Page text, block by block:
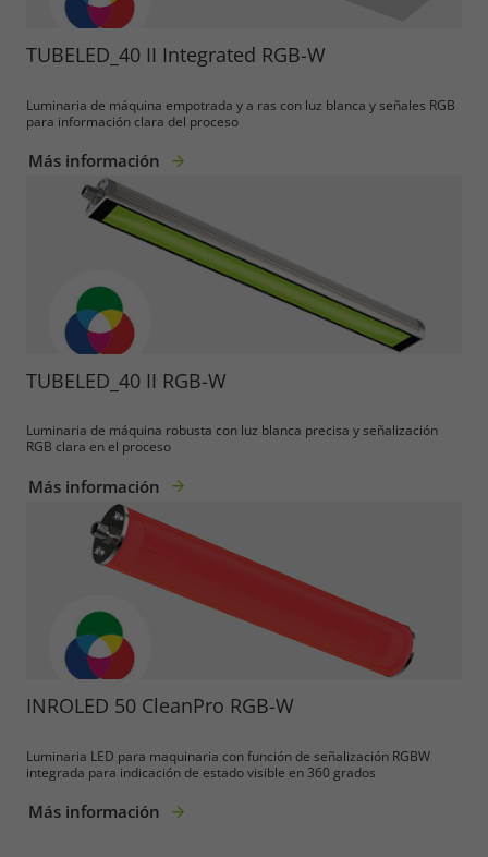
TUBELED_40 II Integrated RGB-W
Luminaria de máquina empotrada y a ras con luz blanca y señales RGB
para información clara del proceso
Más información
TUBELED_40 II RGB-W
Luminaria de máquina robusta con luz blanca precisa y señalización
RGB clara en el proceso
Más información
INROLED 50 CleanPro RGB-W
Luminaria LED para maquinaria con función de señalización RGBW
integrada para indicación de estado visible en 360 grados
Más información
Required
Consent Information
Marketing
Consent Information
Legal notice Privacy policy